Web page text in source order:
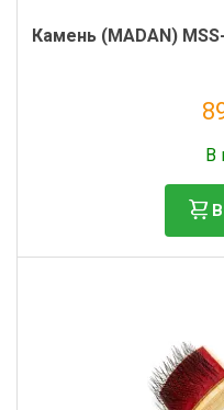
Камень (MADAN)
В